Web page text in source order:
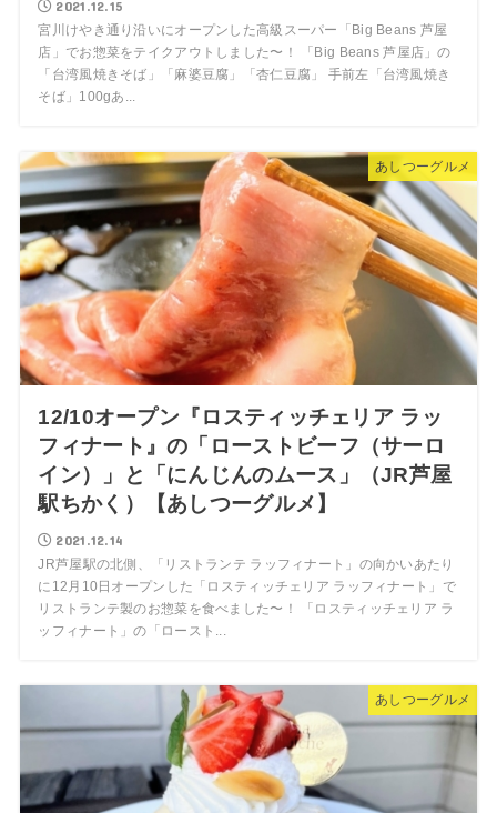
2021.12.15
宮川けやき通り沿いにオープンした高級スーパー「Big Beans 芦屋
店」でお惣菜をテイクアウトしました〜！ 「Big Beans 芦屋店」の
「台湾風焼きそば」「麻婆豆腐」「杏仁豆腐」 手前左「台湾風焼き
そば」100gあ...
あしつーグルメ
12/10オープン『ロスティッチェリア ラッ
フィナート』の「ローストビーフ（サーロ
イン）」と「にんじんのムース」（JR芦屋
駅ちかく）【あしつーグルメ】
2021.12.14
JR芦屋駅の北側、「リストランテ ラッフィナート」の向かいあたり
に12月10日オープンした「ロスティッチェリア ラッフィナート」で
リストランテ製のお惣菜を食べました〜！ 「ロスティッチェリア ラ
ッフィナート」の「ロースト...
あしつーグルメ